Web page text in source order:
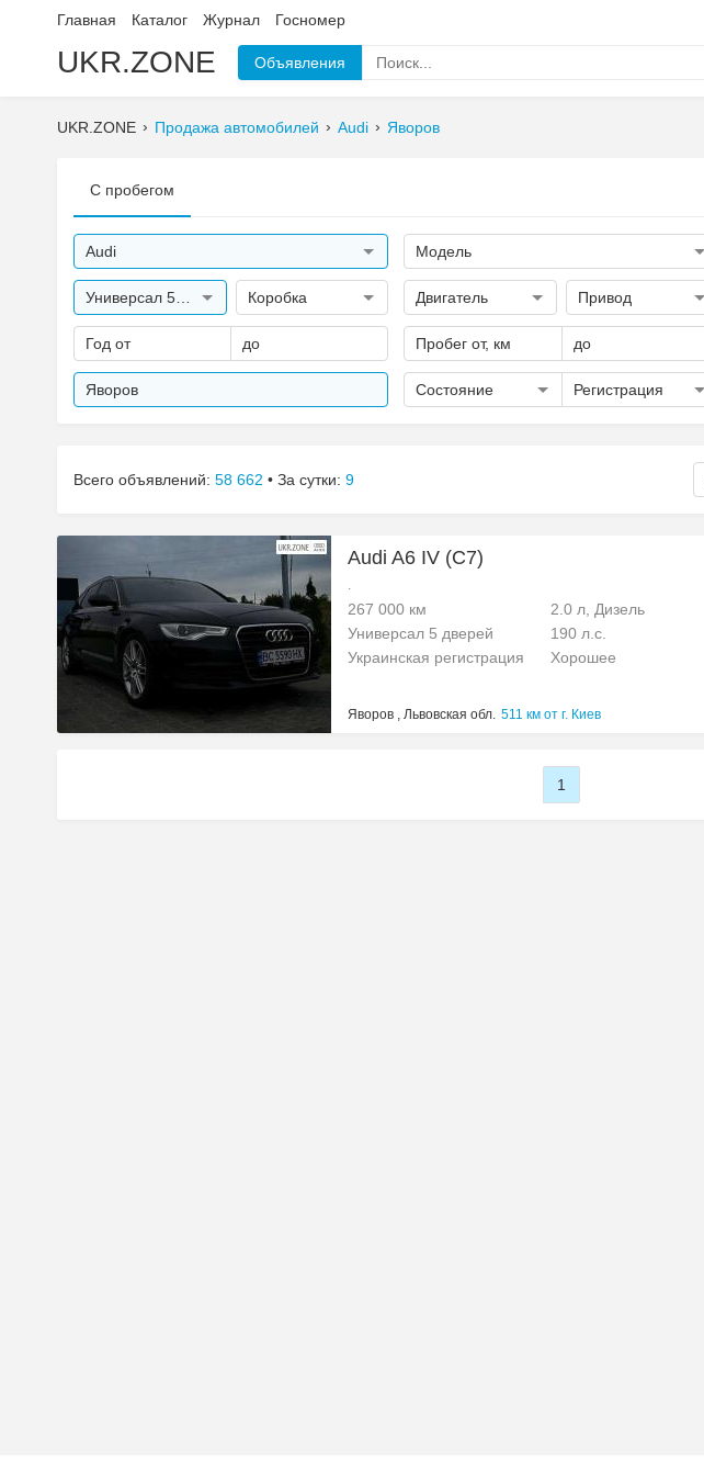
Главная Каталог Журнал Госномер
UKR.ZONE Объявления
UKR.ZONE Продажа автомобилей Audi Яворов
С пробегом
Audi Модель
Коробка Двигатель Привод
Год от до Пробег от, км до
Яворов Состояние Регистрация
Всего объявлений: 58 662 • За сутки: 9
Audi A6 IV (C7)
.
267 000 км 2.0 л, Дизель
Универсал 5 дверей
190 л.с.
Украинская регистрация
Хорошее
Яворов , Львовская обл. 511 км от г. Киев
1